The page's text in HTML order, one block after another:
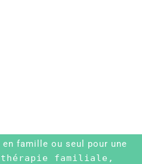
famille ou seul pour une
thérapie familiale,